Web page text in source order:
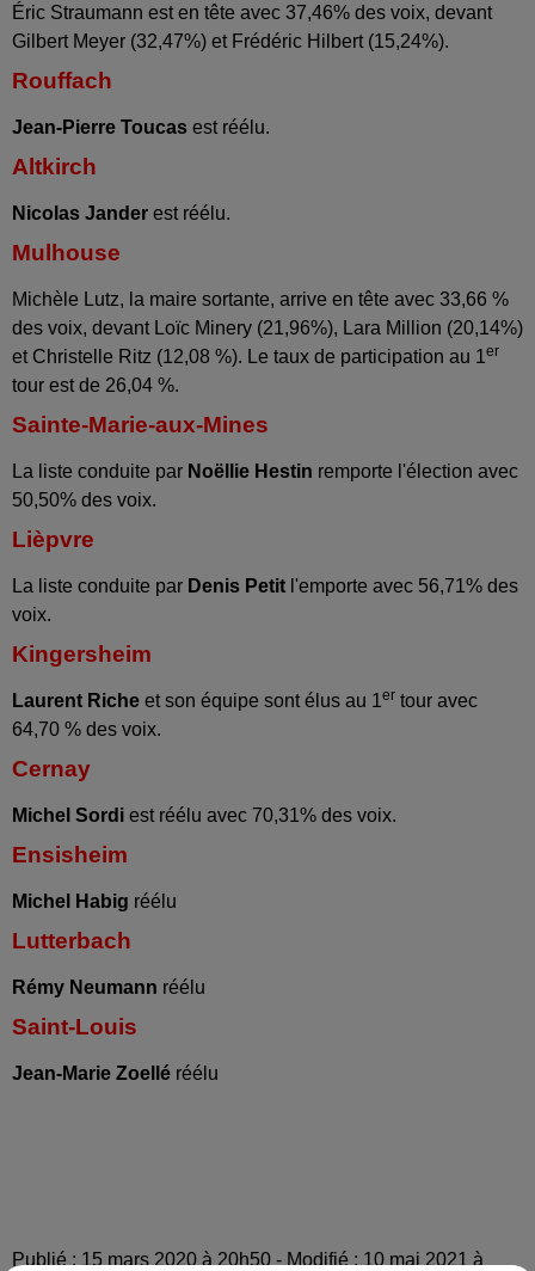
Éric Straumann est en tête avec 37,46% des voix, devant
Gilbert Meyer (32,47%) et Frédéric Hilbert (15,24%).
Rouffach
Jean-Pierre Toucas est réélu.
Altkirch
Nicolas Jander est réélu.
Mulhouse
Michèle Lutz, la maire sortante, arrive en tête avec 33,66 %
des voix, devant Loïc Minery (21,96%), Lara Million (20,14%)
et Christelle Ritz (12,08 %). Le taux de participation au 1er
tour est de 26,04 %.
Sainte-Marie-aux-Mines
La liste conduite par Noëllie Hestin remporte l'élection avec
50,50% des voix.
Lièpvre
La liste conduite par Denis Petit l'emporte avec 56,71% des
voix.
Kingersheim
Laurent Riche et son équipe sont élus au 1er tour avec
64,70 % des voix.
Cernay
Michel Sordi est réélu avec 70,31% des voix.
Ensisheim
Michel Habig réélu
Lutterbach
Rémy Neumann réélu
Saint-Louis
Jean-Marie Zoellé réélu
Publié : 15 mars 2020 à 20h50 - Modifié : 10 mai 2021 à